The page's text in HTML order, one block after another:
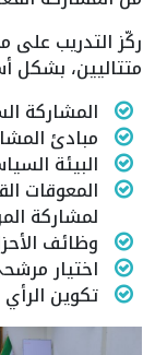
ركّز التدريب
متتاليين،
المشاركة
مبادئ
البيئة
المعوقات
لمشاركة
وظائف
اختيار
تكوين الرأي